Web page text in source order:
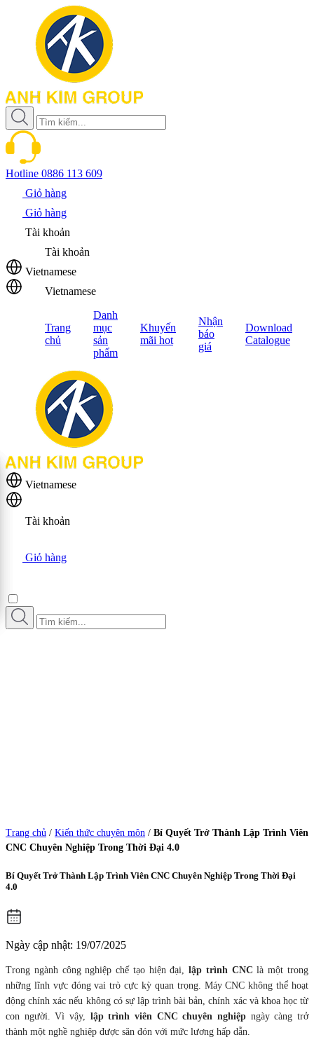
Hotline 0886 113 609
Giỏ hàng
Giỏ hàng
Tài khoản
Tài khoản
Vietnamese
Vietnamese
Trang
chủ
Danh
mục
sản
phẩm
Khuyến
mãi hot
Nhận
báo
giá
Download
Catalogue
Vietnamese
Tài khoản
Giỏ hàng
Trang chủ / Kiến thức chuyên môn / Bí Quyết Trở Thành Lập Trình Viên
CNC Chuyên Nghiệp Trong Thời Đại 4.0
Bí Quyết Trở Thành Lập Trình Viên CNC Chuyên Nghiệp Trong Thời Đại
4.0
Ngày cập nhật: 19/07/2025
Trong ngành công nghiệp chế tạo hiện đại,lập trình CNC là một trong
những lĩnh vực đóng vai trò cực kỳ quan trọng. Máy CNC không thể hoạt
động chính xác nếu không có sự lập trình bài bản, chính xác và khoa học từ
con người. Vì vậy, lập trình viên CNC chuyên nghiệp ngày càng trở
thành một nghề nghiệp được săn đón với mức lương hấp dẫn.